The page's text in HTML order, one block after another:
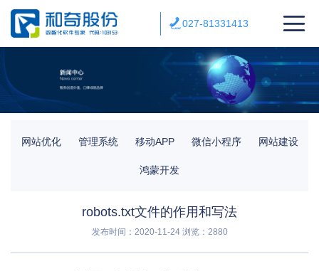
027-81331413
网站优化 管理系统 移动APP 微信小程序 网站建设
鸿蒙开发
robots.txt文件的作用和写法
发布时间：2020-11-24 浏览：2880